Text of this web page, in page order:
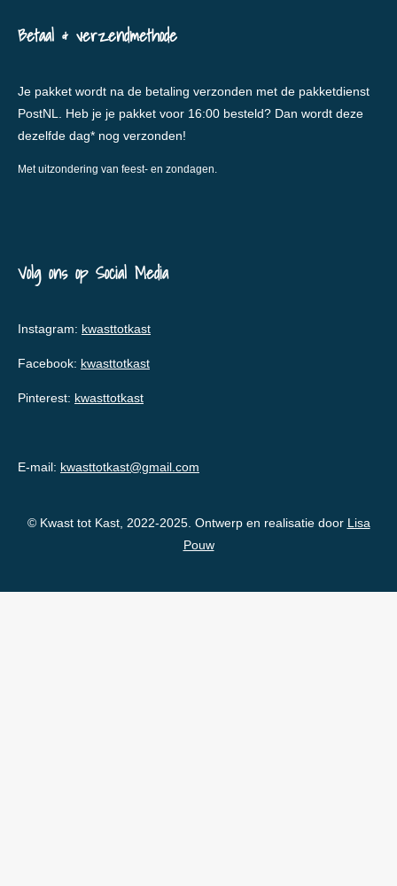
Betaal & verzendmethode
Je pakket wordt na de betaling verzonden met de pakketdienst
PostNL. Heb je je pakket voor 16:00 besteld? Dan wordt deze
dezelfde dag* nog verzonden!
Met uitzondering van feest- en zondagen.
Volg ons op Social Media
Instagram: kwasttotkast
Facebook: kwasttotkast
Pinterest: kwasttotkast
E-mail: kwasttotkast@gmail.com
© Kwast tot Kast, 2022-2025. Ontwerp en realisatie door Lisa
Pouw